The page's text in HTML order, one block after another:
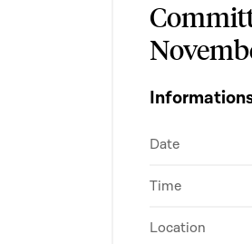
Date
Time
Location